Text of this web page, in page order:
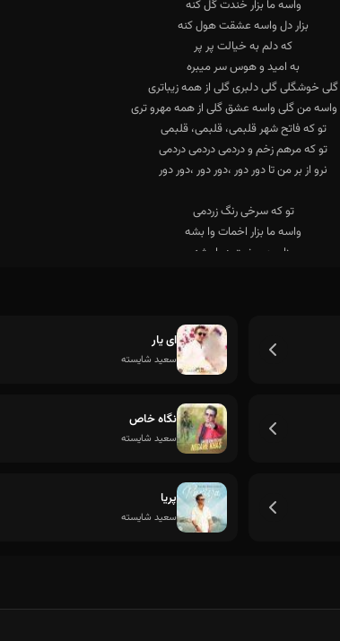
گلی واسه من گلی واسه عشق گلی از همه مهرو تری
واسه من گلی واسه عشق گلی از همه مهرو تری
ای یار
سعید شایسته
نگاه خاص
سعید شایسته
پریا
سعید شایسته